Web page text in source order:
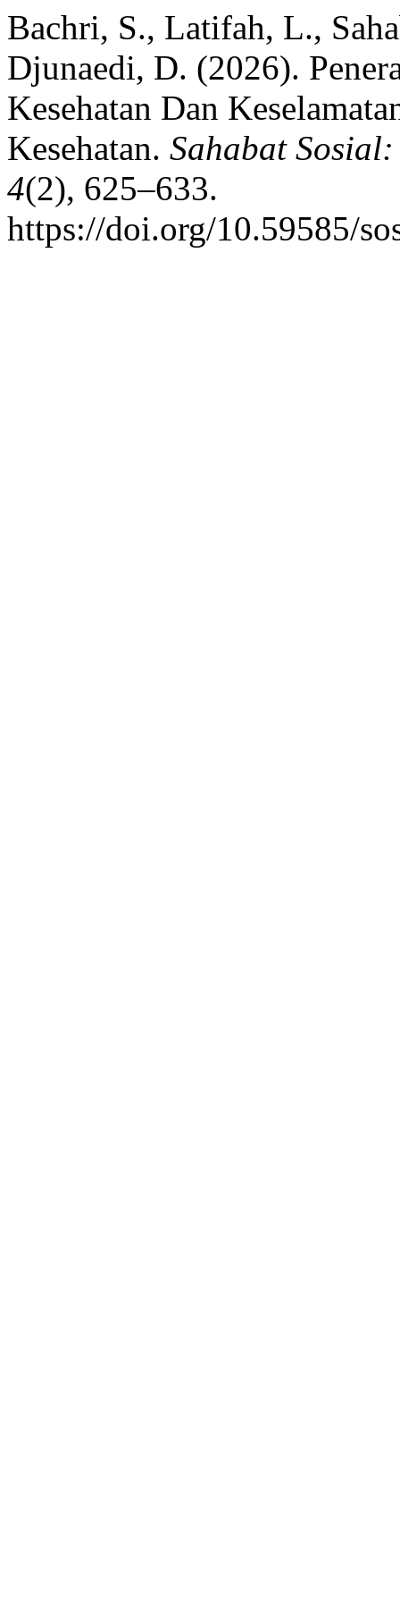
Bachri, S., Latifah, L.,
Djunaedi, D. (2026).
Kesehatan Dan
Kesehatan. Sahabat
4(2), 625–633.
https://doi.org/10.59585/